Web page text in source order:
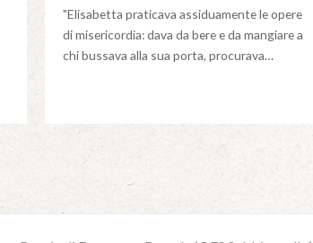
"Elisabetta praticava assiduamente le opere
di misericordia: dava da bere e da mangiare a
chi bussava alla sua porta, procurava…